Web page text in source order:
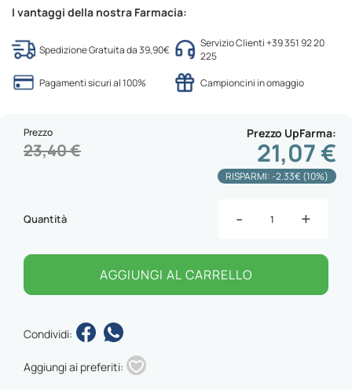
I vantaggi della nostra Farmacia:
Spedizione Gratuita da 39,90€
Servizio Clienti +39 351 92 20
225
Pagamenti sicuri al 100%
Campioncini in omaggio
Prezzo UpFarma
21,07 €
Prezzo
23,40 €
RISPARMI: -2.33€ (10%)
Quantità - +
AGGIUNGI AL CARRELLO
Condividi:
Aggiungi ai preferiti: